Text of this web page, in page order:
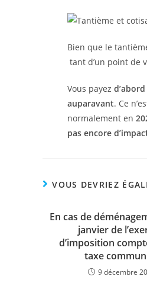
Bien que le
tant d’un point de
Vous payez
auparavant. Ce
normalement en
pas encore
VOUS DEVRIEZ
En cas de
janvier de
d’imposition
taxe
9 décembre